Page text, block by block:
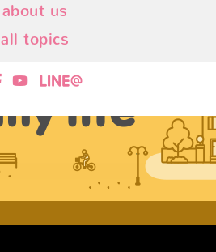
about us
all topics